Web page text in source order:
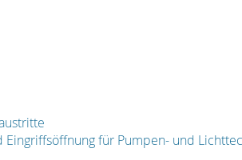
für Pumpen- und